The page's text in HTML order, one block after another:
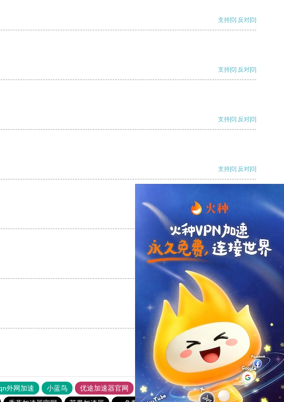
支持[0] 反对[0]
支持[0] 反对[0]
支持[0] 反对[0]
支持[0] 反对[0]
反对
反对[0]
外网加速 小蓝鸟 优途加速器官网 风驰加速器 旋风加速器
八戒看书